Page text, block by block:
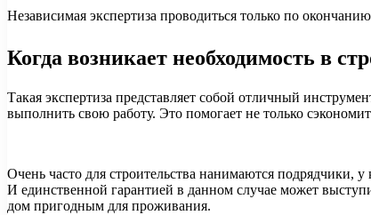
Независимая экспертиза проводиться только по
Когда возникает необходимость в
Такая экспертиза представляет собой отличный
выполнить свою работу. Это помогает не только
Очень часто для строительства нанимаются подрядчики,
И единственной гарантией в данном случае может
дом пригодным для проживания.